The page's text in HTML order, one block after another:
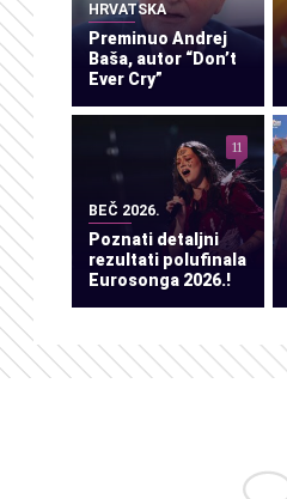
HRVATSKA
Preminuo Andrej
Baša, autor “Don’t
Ever Cry”
BEČ 2026.
Poznati detaljni
rezultati polufinala
Eurosonga 2026.!
11